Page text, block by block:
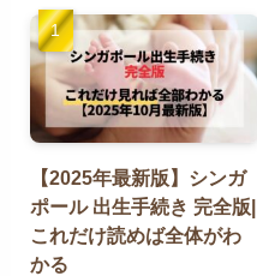
【2025年最新版】シンガ
ポール 出生手続き 完全版|
これだけ読めば全体がわ
かる